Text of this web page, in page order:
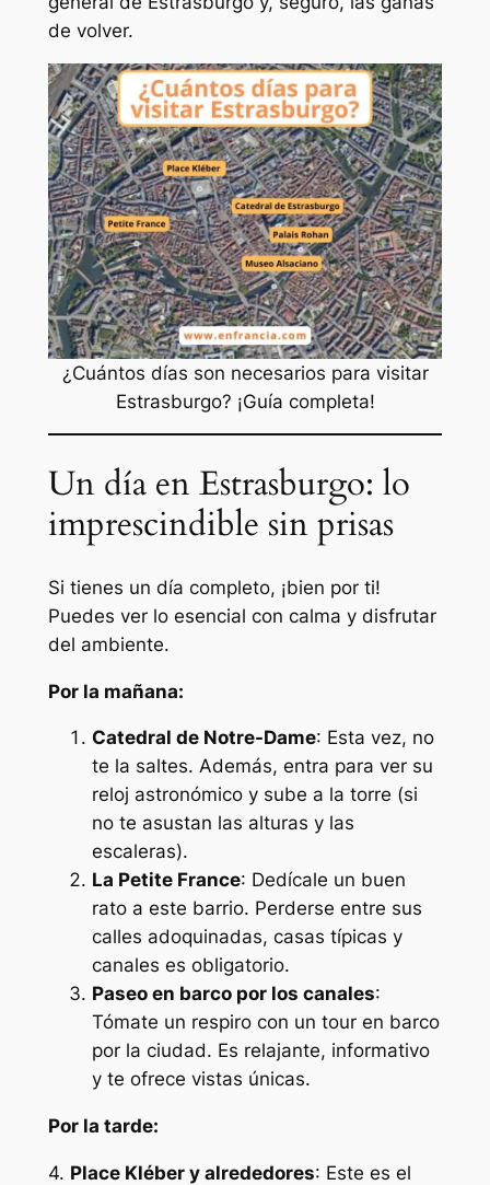
de volver.
¿Cuántos días son necesarios para visitar
Estrasburgo? ¡Guía completa!
Un día en Estrasburgo: lo
imprescindible sin prisas
Si tienes un día completo, ¡bien por ti!
Puedes ver lo esencial con calma y disfrutar
del ambiente.
Por la mañana:
Catedral de Notre-Dame: Esta vez, no
te la saltes. Además, entra para ver su
reloj astronómico y sube a la torre (si
no te asustan las alturas y las
escaleras).
La Petite France: Dedícale un buen
rato a este barrio. Perderse entre sus
calles adoquinadas, casas típicas y
canales es obligatorio.
Paseo en barco por los canales:
Tómate un respiro con un tour en barco
por la ciudad. Es relajante, informativo
y te ofrece vistas únicas.
Por la tarde:
4. Place Kléber y alrededores: Este es el